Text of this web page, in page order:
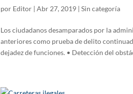
por Editor| Abr 27, 2019| Sin categoría
Los ciudadanos desamparados por la
anteriores como prueba de delito
dejadez de funciones. • Detección del